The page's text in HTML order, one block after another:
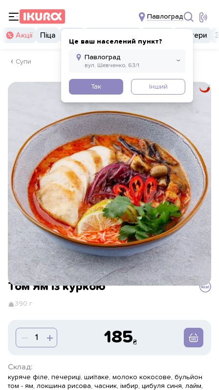
Павлоград
Це ваш населений пункт?
Так Інший
Акції Піца Бургери
Супи
Том Ям із куркою
390 г
185
Склад:
куряче філе, печериці, шиїтаке, молоко кокосове, бульйон
том - ям, локшина рисова, часник, імбир, цибуля синя, лайм,